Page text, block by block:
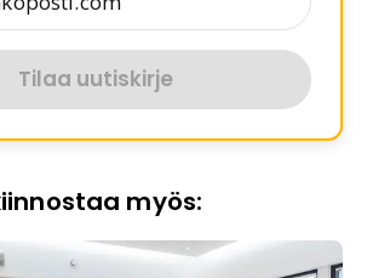
Tilaa uutiskirje
myös: